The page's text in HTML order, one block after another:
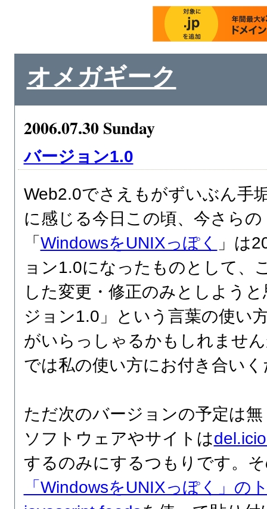
オメガギーク
2006.07.30 Sunday
バージョン1.0
Web2.0でさえもがずいぶん手
に感じる今日この頃、今さら
「 WindowsをUNIXっぽく
」は
ョン1.0になったものとして、
した変更・修正のみとしよう
ジョン1.0」という言葉の使い
がいらっしゃるかもしれませ
では私の使い方にお付き合い
ただ次のバージョンの予定は
ソフトウェアやサイトは
するのみにするつもりです。
「WindowsをUNIXっぽく」の